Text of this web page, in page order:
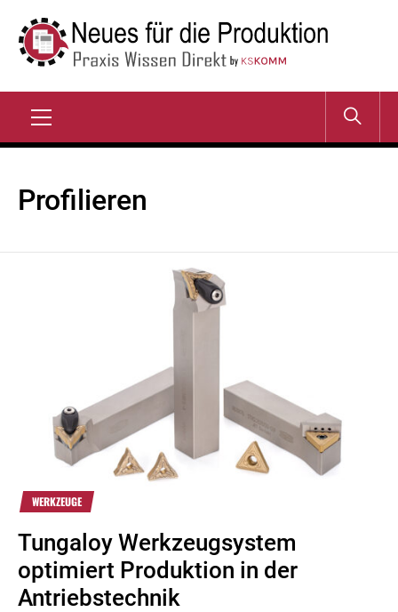
Inhalt
springen
NEUES FÜR DIE
PRODUKTION
Profilieren
WERKZEUGE
Tungaloy Werkzeugsystem
optimiert Produktion in der
Antriebstechnik